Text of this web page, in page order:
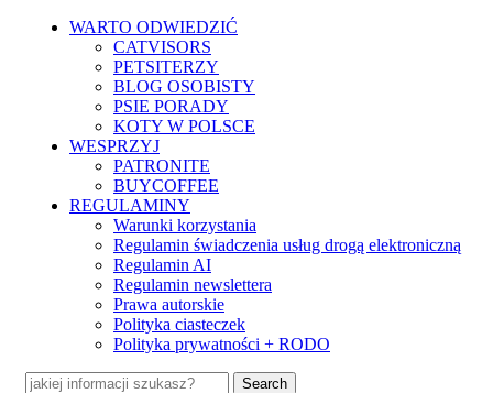
WARTO ODWIEDZIĆ
CATVISORS
PETSITERZY
BLOG OSOBISTY
PSIE PORADY
KOTY W POLSCE
WESPRZYJ
PATRONITE
BUYCOFFEE
REGULAMINY
Warunki korzystania
Regulamin świadczenia usług drogą elektroniczną
Regulamin AI
Regulamin newslettera
Prawa autorskie
Polityka ciasteczek
Polityka prywatności + RODO
Search